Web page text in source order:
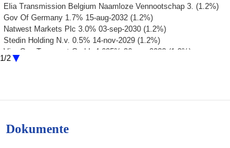
Elia Transmission Belgium Naamloze Vennootschap 3. (1.2%)
Gov Of Germany 1.7% 15-aug-2032 (1.2%)
Natwest Markets Plc 3.0% 03-sep-2030 (1.2%)
Stedin Holding N.v. 0.5% 14-nov-2029 (1.2%)
Vier Gas Transport Gmbh 4.625% 26-sep-2032 (1.2%)
Amazon.com. Inc. 3.7% 16-mar-2035 (1.1%)
1/2
Dokumente